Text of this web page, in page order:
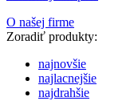
O našej firme
Zoradiť produkty:
najnovšie
najlacnejšie
najdrahšie